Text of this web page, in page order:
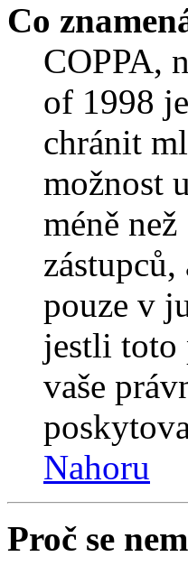
Co
COPPA,
of 1998
chránit
možnost
méně
pouze v
jestli toto
vaše
Nahoru
Proč se